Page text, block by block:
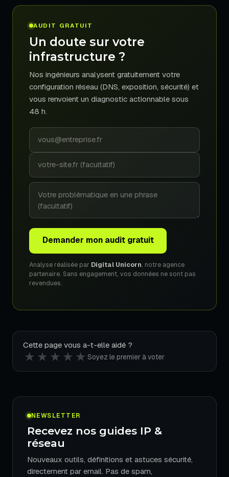
AUDIT GRATUIT
Un doute sur votre
infrastructure ?
Nos ingénieurs analysent gratuitement votre
configuration réseau (DNS, exposition, sécurité) et
vous renvoient un diagnostic actionnable sous
48 h.
Demander mon audit gratuit
Analyse réalisée par Digital Unicorn, notre agence
partenaire. Sans engagement, vos données ne sont pas
revendues.
Cette page vous a-t-elle aidé ?
★ ★ ★ ★ ★ Soyez le premier à voter
NEWSLETTER
Recevez nos guides IP &
réseau
Nouveaux outils, définitions et astuces sécurité,
directement par email. Pas de spam,